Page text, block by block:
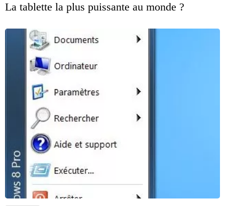
La tablette la plus puissante au monde ?